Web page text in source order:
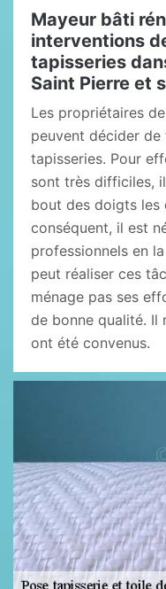
Mayeur bâti
interventions
tapisseries
Saint Pierre et
Les propriétaires
peuvent décider
tapisseries. Pour
sont très difficiles,
bout des doigts les
conséquent, il est
professionnels en
peut réaliser ces
ménage pas ses
de bonne qualité. Il
ont été convenus.